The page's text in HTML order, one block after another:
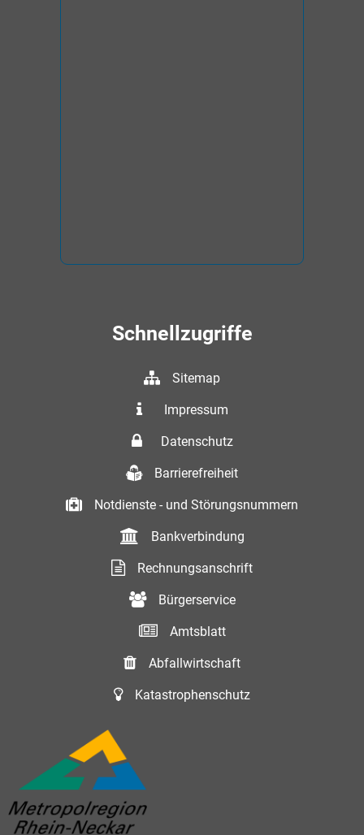
Schnellzugriffe
Sitemap
Impressum
Datenschutz
Barrierefreiheit
Notdienste - und Störungsnummern
Bankverbindung
Rechnungsanschrift
Bürgerservice
Amtsblatt
Abfallwirtschaft
Katastrophenschutz